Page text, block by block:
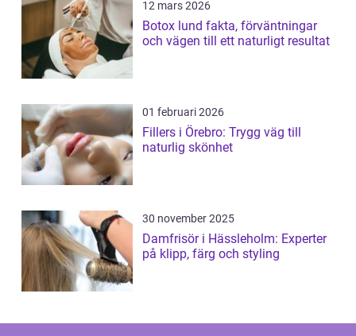
12 mars 2026
Botox lund fakta, förväntningar
och vägen till ett naturligt resultat
01 februari 2026
Fillers i Örebro: Trygg väg till
naturlig skönhet
30 november 2025
Damfrisör i Hässleholm: Experter
på klipp, färg och styling